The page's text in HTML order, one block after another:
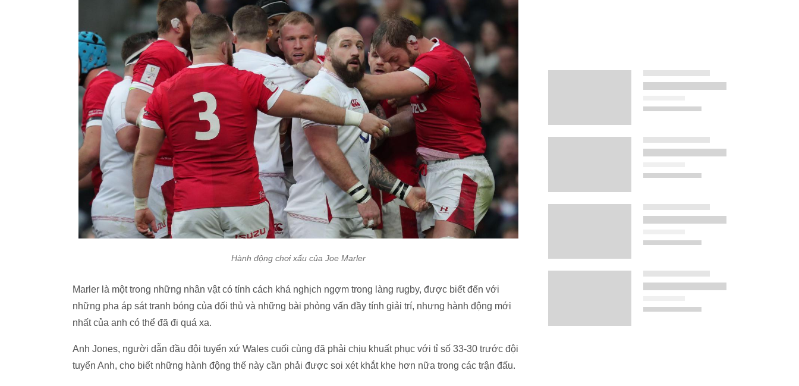
Hành động chơi xấu của Joe Marler
Marler là một trong những nhân vật có tính cách khá nghịch ngợm trong làng rugby, được biết đến với
những pha áp sát tranh bóng của đối thủ và những bài phỏng vấn đầy tính giải trí, nhưng hành động mới
nhất của anh có thể đã đi quá xa.
Anh Jones, người dẫn đầu đội tuyển xứ Wales cuối cùng đã phải chịu khuất phục với tỉ số 33-30 trước đội
tuyển Anh, cho biết những hành động thế này cần phải được soi xét khắt khe hơn nữa trong các trận đấu.